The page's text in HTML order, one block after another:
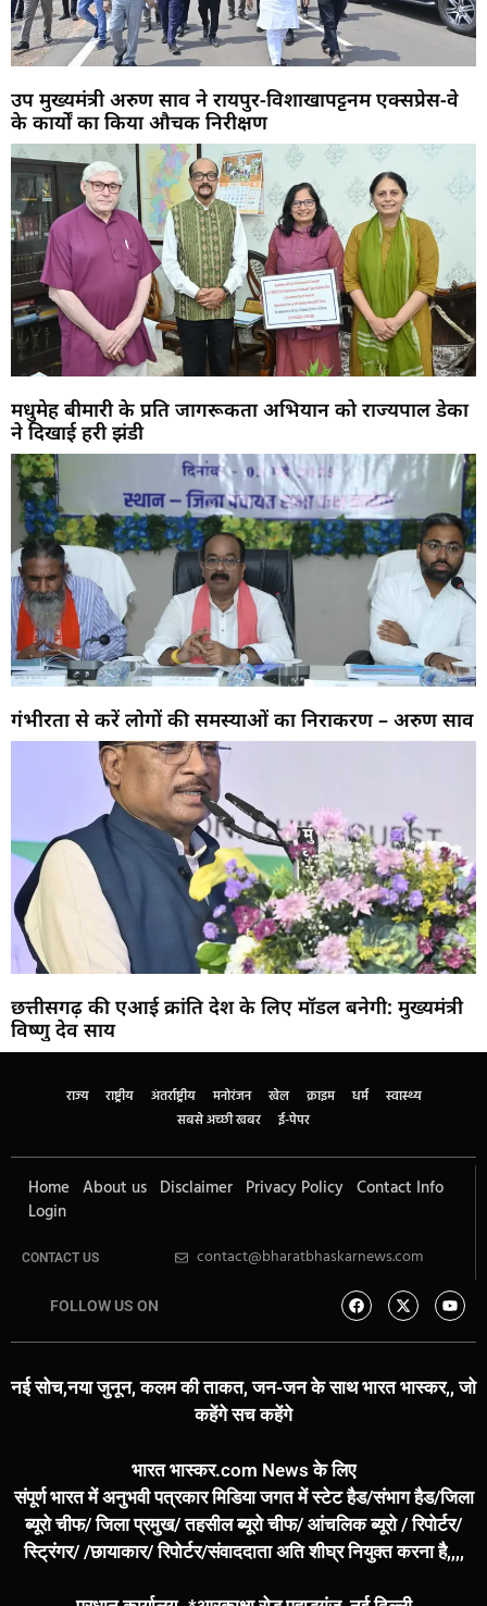
उप मुख्यमंत्री अरुण साव ने रायपुर-विशाखापट्टनम एक्सप्रेस-वे
के कार्यों का किया औचक निरीक्षण
मधुमेह बीमारी के प्रति जागरूकता अभियान को राज्यपाल डेका
ने दिखाई हरी झंडी
गंभीरता से करें लोगों की समस्याओं का निराकरण – अरुण साव
छत्तीसगढ़ की एआई क्रांति देश के लिए मॉडल बनेगी: मुख्यमंत्री
विष्णु देव साय
राज्य राष्ट्रीय अंतर्राष्ट्रीय मनोरंजन खेल क्राइम धर्म
स्वास्थ्य
सबसे अच्छी खबर
ई-पेपर
Home About us Disclaimer Privacy Policy Contact Info
Login
CONTACT US contact@bharatbhaskarnews.com
FOLLOW US ON
नई सोच,नया जुनून, कलम की ताकत, जन-जन के साथ भारत भास्कर,, जो
कहेंगे सच कहेंगे
भारत भास्कर.com News के लिए
संपूर्ण भारत में अनुभवी पत्रकार मिडिया जगत में स्टेट हैड/संभाग हैड/जिला
ब्यूरो चीफ/ जिला प्रमुख/ तहसील ब्यूरो चीफ/ आंचलिक ब्यूरो / रिपोर्टर/
स्ट्रिंगर/ /छायाकार/ रिपोर्टर/संवाददाता अति शीघ्र नियुक्त करना है,,,,